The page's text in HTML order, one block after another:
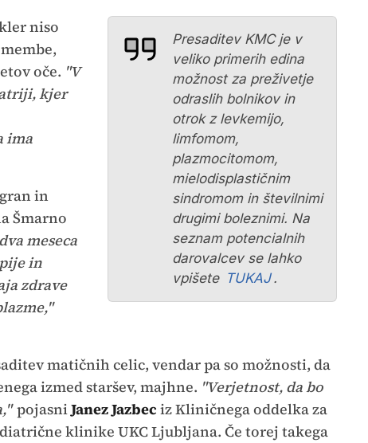
Presaditev KMC je v
veliko primerih edina
možnost za preživetje
odraslih bolnikov in
otrok z levkemijo,
limfomom,
plazmocitomom,
mielodisplastičnim
sindromom in številnimi
drugimi boleznimi. Na
seznam potencialnih
darovalcev se lahko
vpišete TUKAJ.
niso
oče. "V
kjer
ima
in
Šmarno
meseca
in
zdrave
matičnih celic, vendar pa so možnosti, da
izmed staršev, majhne. "Verjetnost, da bo
pojasniJanez Jazbec iz Kliničnega oddelka za
klinike UKC Ljubljana. Če torej takega